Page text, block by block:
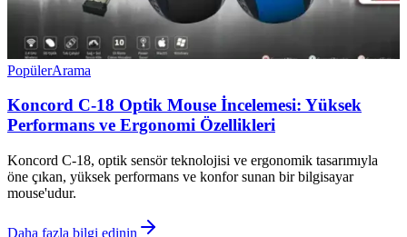
PopülerArama
Koncord C-18 Optik Mouse İncelemesi: Yüksek
Performans ve Ergonomi Özellikleri
Koncord C-18, optik sensör teknolojisi ve ergonomik tasarımıyla
öne çıkan, yüksek performans ve konfor sunan bir bilgisayar
mouse'udur.
Daha fazla bilgi edinin